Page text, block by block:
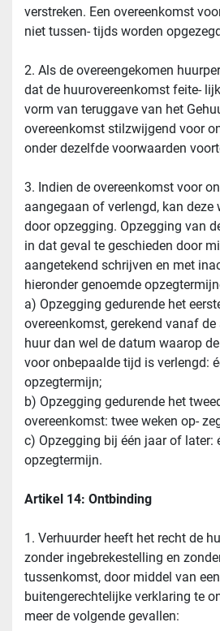
verstreken. Een overeenkomst
niet tussen- tijds worden
2. Als de overeengekomen
dat de huurovereenkomst feite-
vorm van teruggave van het
overeenkomst stilzwijgend voor
onder dezelfde voorwaarden
3. Indien de overeenkomst voor
aangegaan of verlengd, kan deze
door opzegging. Opzegging van
in dat geval te geschieden door
aangetekend schrijven en met
hieronder genoemde
a) Opzegging gedurende het
overeenkomst, gerekend vanaf
huur dan wel de datum waarop
voor onbepaalde tijd is verlengd:
opzegtermijn;
b) Opzegging gedurende het
overeenkomst: twee weken op-
c) Opzegging bij één jaar of later:
opzegtermijn.
Artikel 14: Ontbinding
1. Verhuurder heeft het recht de
zonder ingebrekestelling en
tussenkomst, door middel van
buitengerechtelijke verklaring te
meer de volgende gevallen: